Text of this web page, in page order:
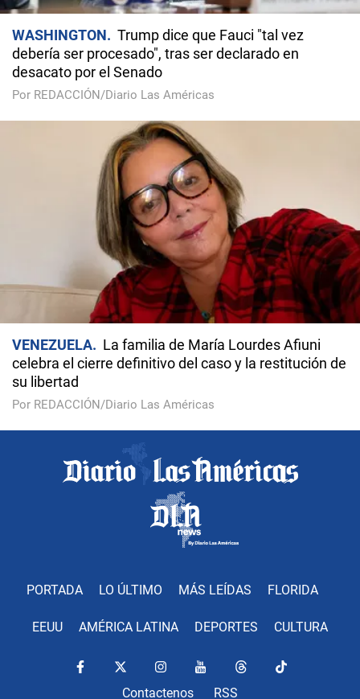
WASHINGTON
Trump dice que Fauci "tal vez
debería ser procesado", tras ser declarado en
desacato por el Senado
Por REDACCIÓN/Diario Las Américas
VENEZUELA
La familia de María Lourdes Afiuni
celebra el cierre definitivo del caso y la restitución de
su libertad
Por REDACCIÓN/Diario Las Américas
PORTADA LO ÚLTIMO MÁS LEÍDAS FLORIDA
EEUU AMÉRICA LATINA DEPORTES CULTURA
Contactenos RSS